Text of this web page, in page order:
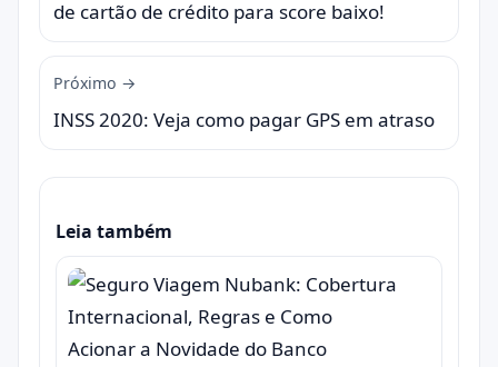
de cartão de crédito para score baixo!
Próximo →
INSS 2020: Veja como pagar GPS em atraso
Leia também